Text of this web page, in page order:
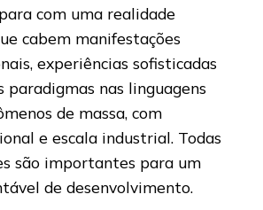
com uma realidade
cabem manifestações
experiências sofisticadas
paradigmas nas linguagens
de massa, com
e escala industrial. Todas
são importantes para um
de desenvolvimento.